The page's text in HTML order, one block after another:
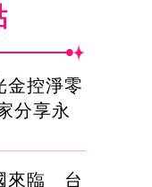
金控淨零
分享永
來臨 台